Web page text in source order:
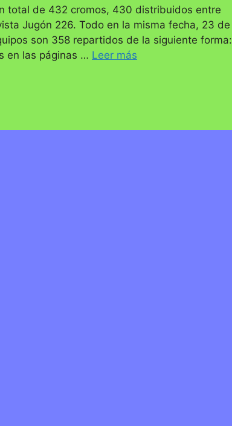
total de 432 cromos, 430 distribuidos entre
Jugón 226. Todo en la misma fecha, 23 de
son 358 repartidos de la siguiente forma:
en las páginas … Leer más